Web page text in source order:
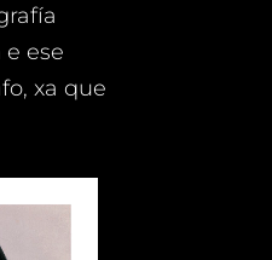
ese
xa que